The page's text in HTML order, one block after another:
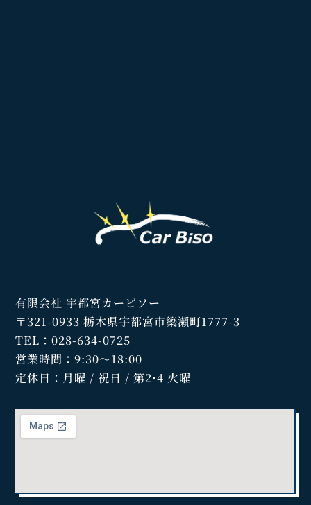
有限会社 宇都宮カービソー
〒321-0933 栃木県宇都宮市簗瀬町1777-3
TEL：028-634-0725
営業時間：9:30～18:00
定休日：月曜 / 祝日 / 第2•4 火曜